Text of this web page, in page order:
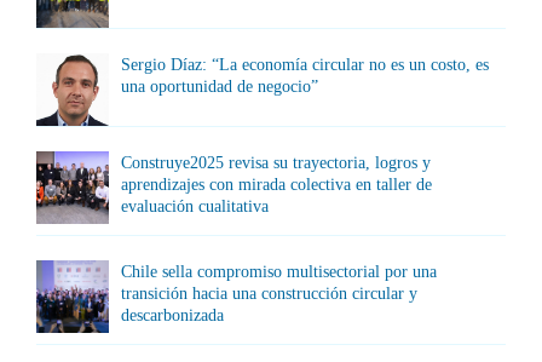
Sergio Díaz: “La economía circular no es un costo, es
una oportunidad de negocio”
Construye2025 revisa su trayectoria, logros y
aprendizajes con mirada colectiva en taller de
evaluación cualitativa
Chile sella compromiso multisectorial por una
transición hacia una construcción circular y
descarbonizada